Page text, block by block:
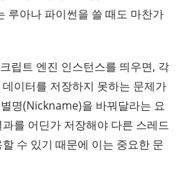
루아나 파이썬을 쓸 때도 마찬가
립트 엔진 인스턴스를 띄우면, 각
이터를 저장하지 못하는 문제가
명(Nickname)을 바꿔달라는 요
를 어딘가 저장해야 다른 스레드
수 있기 때문에 이는 중요한 문